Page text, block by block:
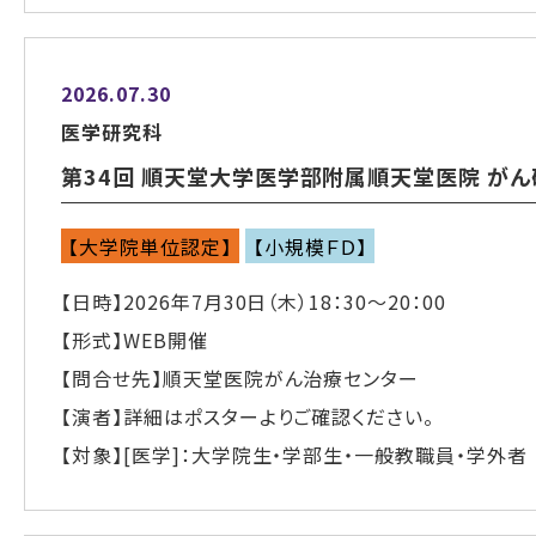
2026.07.30
医学研究科
第34回 順天堂大学医学部附属順天堂医院 が
【大学院単位認定】
【小規模ＦＤ】
【日時】2026年7月30日（木）18：30～20：00
【形式】WEB開催
【問合せ先】順天堂医院がん治療センター
【演者】詳細はポスターよりご確認ください。
【対象】[医学]：大学院生・学部生・一般教職員・学外者